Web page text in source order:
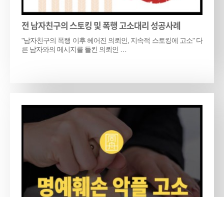
전 남자친구의 스토킹 및 폭행 고소대리 성공사례
"남자친구의 폭행 이후 헤어진 의뢰인, 지속적 스토킹에 고소" 다